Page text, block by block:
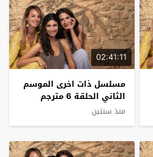
02:41:11
مسلسل ذات اخرى الموسم
الثاني الحلقة 6 مترجم
منذ سنتين